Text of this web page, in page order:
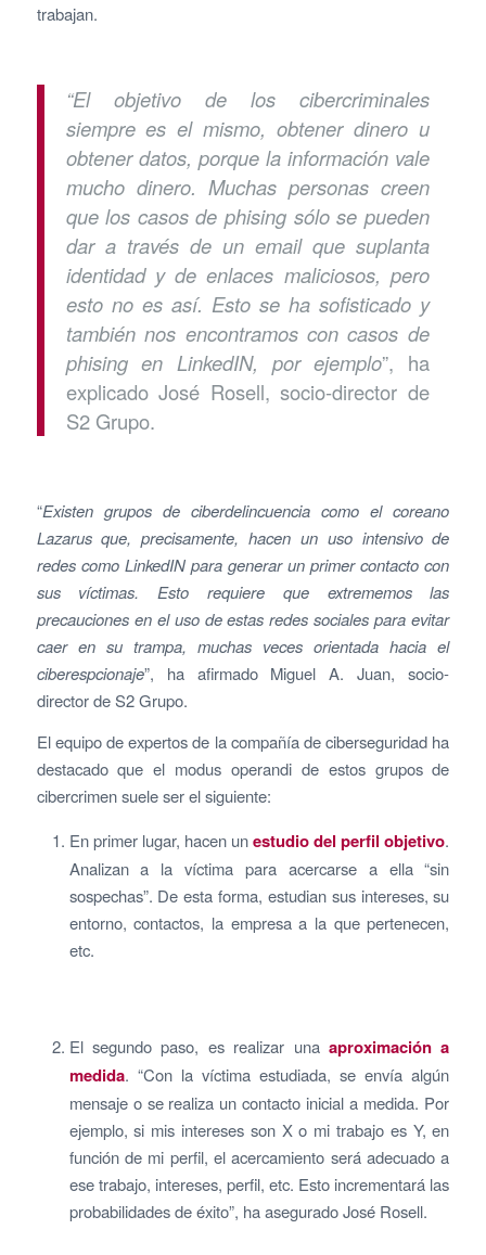
trabajan.
“El objetivo de los cibercriminales
siempre es el mismo, obtener dinero u
obtener datos, porque la información vale
mucho dinero. Muchas personas creen
que los casos de phising sólo se pueden
dar a través de un email que suplanta
identidad y de enlaces maliciosos, pero
esto no es así. Esto se ha sofisticado y
también nos encontramos con casos de
phising en LinkedIN, por ejemplo”, ha
explicado José Rosell, socio-director de
S2 Grupo.
“Existen grupos de ciberdelincuencia como el coreano
Lazarus que, precisamente, hacen un uso intensivo de
redes como LinkedIN para generar un primer contacto con
sus víctimas. Esto requiere que extrememos las
precauciones en el uso de estas redes sociales para evitar
caer en su trampa, muchas veces orientada hacia el
ciberespcionaje”, ha afirmado Miguel A. Juan, socio-
director de S2 Grupo.
El equipo de expertos de la compañía de ciberseguridad ha
destacado que el modus operandi de estos grupos de
cibercrimen suele ser el siguiente:
En primer lugar, hacen unestudio del perfil objetivo.
Analizan a la víctima para acercarse a ella “sin
sospechas”. De esta forma, estudian sus intereses, su
entorno, contactos, la empresa a la que pertenecen,
etc.
El segundo paso, es realizar una aproximación a
medida. “Con la víctima estudiada, se envía algún
mensaje o se realiza un contacto inicial a medida. Por
ejemplo, si mis intereses son X o mi trabajo es Y, en
función de mi perfil, el acercamiento será adecuado a
ese trabajo, intereses, perfil, etc. Esto incrementará las
probabilidades de éxito”, ha asegurado José Rosell.